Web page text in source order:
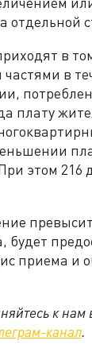
отдельной
в
в
плату
этом
приема и
к нам
канал.